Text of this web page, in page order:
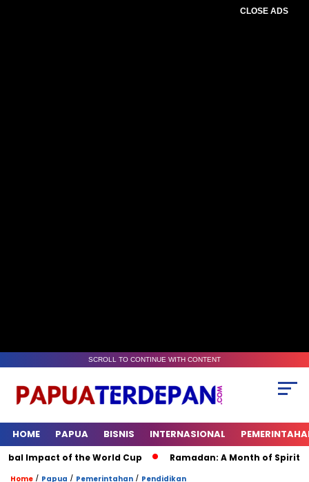
CLOSE ADS
SCROLL TO CONTINUE WITH CONTENT
HOME PAPUA BISNIS INTERNASIONAL
of the World Cup Ramadan: A Month of Spiritual
Home / Papua / Pemerintahan / Pendidikan